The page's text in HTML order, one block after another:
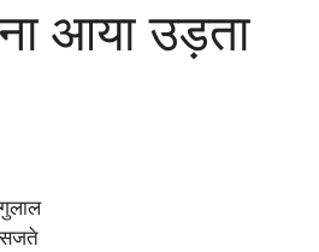
आया उड़ता
सजते